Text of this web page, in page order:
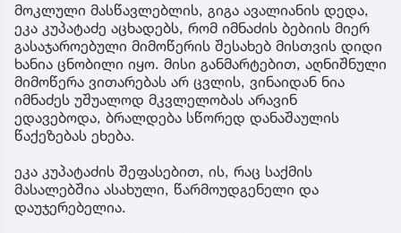
მოკლული მასწავლებლის, გიგა ავალიანის დედა,
ეკა კუპატაძე აცხადებს, რომ იმნაძის ბებიის მიერ
გასაჯაროებული მიმოწერის შესახებ მისთვის დიდი
ხანია ცნობილი იყო. მისი განმარტებით, აღნიშნული
მიმოწერა ვითარებას არ ცვლის, ვინაიდან ნია
იმნაძეს უშუალოდ მკვლელობას არავინ
ედავებოდა, ბრალდება სწორედ დანაშაულის
წაქეზებას ეხება.
ეკა კუპატაძის შეფასებით, ის, რაც საქმის
მასალებშია ასახული, წარმოუდგენელი და
დაუჯერებელია.